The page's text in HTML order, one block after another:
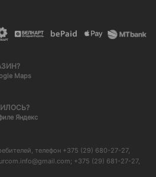
Maps
Яндекс
телефон +375 (29) 680-27-27,
+375 (29) 681-27-27,